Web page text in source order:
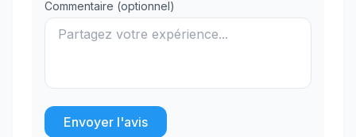
Commentaire (optionnel)
Envoyer l'avis